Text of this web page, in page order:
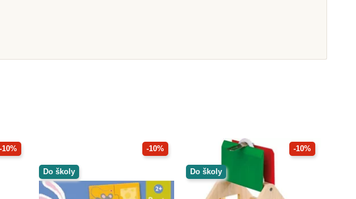
-10% -10%
Do školy
-10%
Do školy